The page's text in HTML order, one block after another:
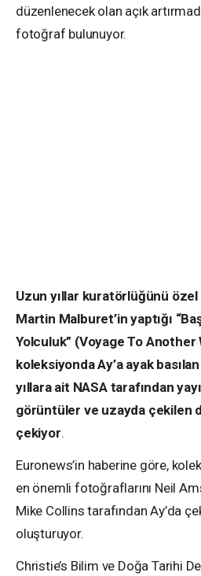
düzenlenecek olan açık
fotoğraf bulunuyor.
Uzun yıllar kuratörlüğünü
Martin Malburet’in yaptığı
Yolculuk” (Voyage To Another
koleksiyonda Ay’a ayak
yıllara ait NASA tarafından
görüntüler ve uzayda çekilen
çekiyor.
Euronews’in haberine göre,
en önemli fotoğraflarını Neil
Mike Collins tarafından Ay’da
oluşturuyor.
Christie’s Bilim ve Doğa Tarihi